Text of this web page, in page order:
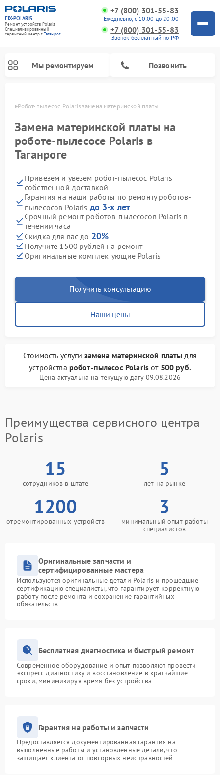
FIX-POLARIS
Ремонт устройств Polaris
Специализированный
cервисный центр г.Таганрог
+7 (800) 301-55-83
Ежедневно, с 10:00 до 20:00
+7 (800) 301-55-83
Звонок бесплатный по РФ
Мы ремонтируем Позвонить
Робот-пылесос Polaris замена материнской платы
Замена материнской платы на
роботе-пылесосе Polaris в
Таганроге
Привезем и увезем робот-пылесос Polaris
собственной доставкой
Гарантия на наши работы по ремонту роботов-
пылесосов Polaris до 3-х лет
Срочный ремонт роботов-пылесосов Polaris в
течении часа
Скидка для вас до 20%
Получите 1500 рублей на ремонт
Оригинальные комплектующие Polaris
Получить консультацию
Наши цены
Стоимость услуги замена материнской платы для
устройства робот-пылесос Polaris от 500 руб.
Цена актуальна на текущую дату 09.08.2026
Преимущества сервисного центра
Polaris
15
сотрудников в штате
5
лет на рынке
1200
отремонтированных устройств
3
минимальный опыт работы
специалистов
Оригинальные запчасти и
сертифицированные мастера
Используются оригинальные детали Polaris и прошедшие
сертификацию специалисты, что гарантирует корректную
работу после ремонта и сохранение гарантийных
обязательств
Бесплатная диагностика и быстрый ремонт
Современное оборудование и опыт позволяют провести
экспресс-диагностику и восстановление в кратчайшие
сроки, минимизируя время без устройства
Гарантия на работы и запчасти
Предоставляется документированная гарантия на
выполненные работы и установленные детали, что
защищает клиента от повторных неисправностей